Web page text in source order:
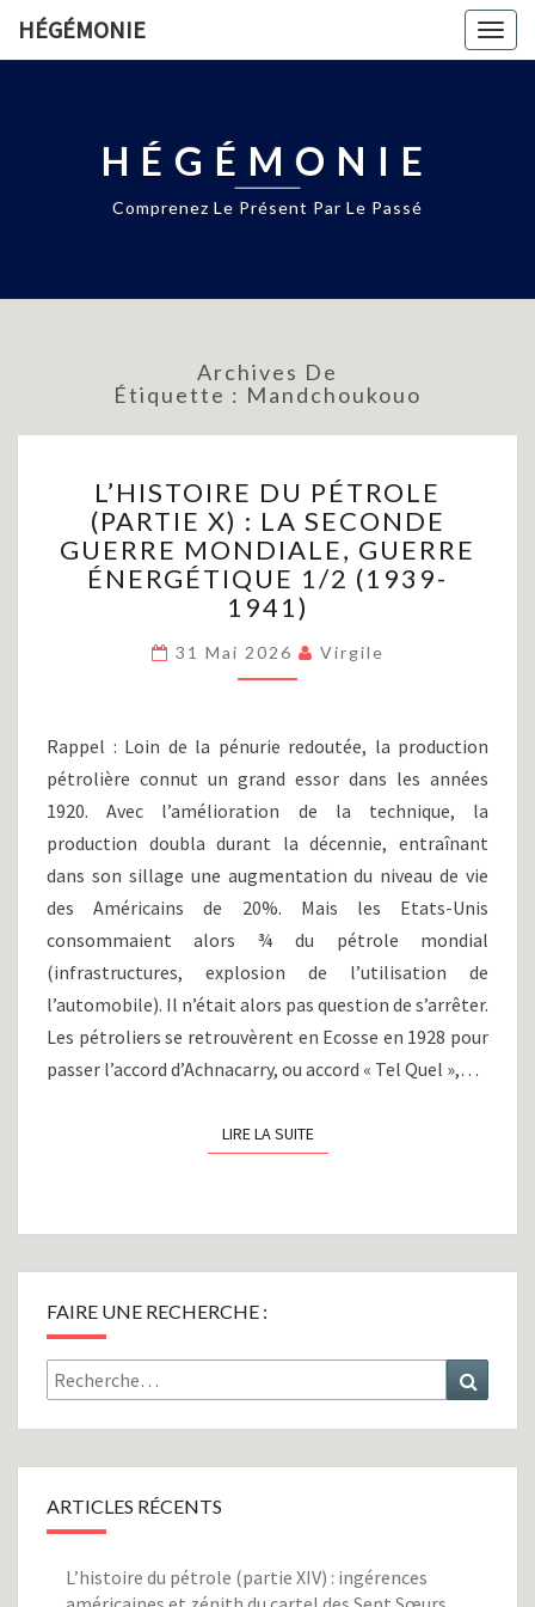
HÉGÉMONIE
HÉGÉMONIE
Comprenez Le Présent Par Le Passé
Archives De
Étiquette : Mandchoukouo
DU
PÉTROLE
(PARTIE
X)
:
LA
SECONDE
GUERRE
ÉNERGÉTIQUE
1/2
(1939-
1941)
L’HISTOIRE DU PÉTROLE
(PARTIE X) : LA SECONDE
GUERRE MONDIALE, GUERRE
ÉNERGÉTIQUE 1/2 (1939-
1941)
31 Mai 2026 Virgile
Rappel : Loin de la pénurie redoutée, la production
pétrolière connut un grand essor dans les années
1920. Avec l’amélioration de la technique, la
production doubla durant la décennie, entraînant
dans son sillage une augmentation du niveau de vie
des Américains de 20%. Mais les Etats-Unis
consommaient alors ¾ du pétrole mondial
(infrastructures, explosion de l’utilisation de
l’automobile). Il n’était alors pas question de s’arrêter.
Les pétroliers se retrouvèrent en Ecosse en 1928 pour
passer l’accord d’Achnacarry, ou accord « Tel Quel »,…
LIRE LA SUITELIRE LA SUITE
FAIRE UNE RECHERCHE :
Rechercher :
ARTICLES RÉCENTS
L’histoire du pétrole (partie XIV) : ingérences